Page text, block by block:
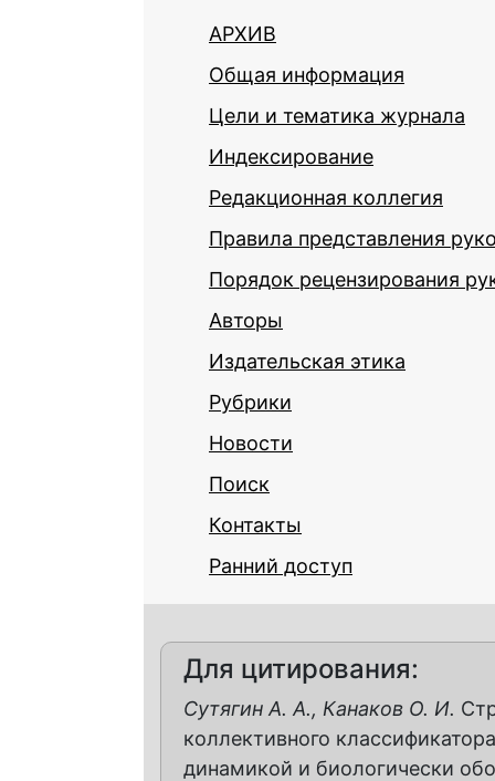
АРХИВ
Общая информация
Цели и тематика журнала
Индексирование
Редакционная коллегия
Правила представления
Порядок рецензирования
Авторы
Издательская этика
Рубрики
Новости
Поиск
Контакты
Ранний доступ
Для цитирования:
Сутягин А. А., Канаков О. И.
коллективного
динамикой и биологически